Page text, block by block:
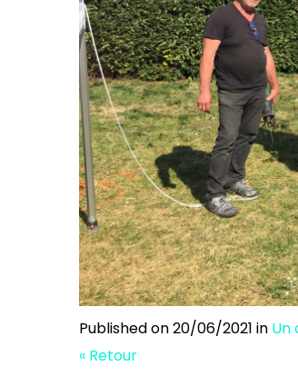
Published on20/06/2021 in Un
« Retour